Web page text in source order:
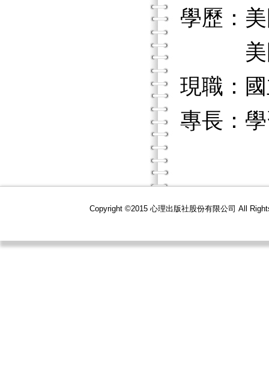
學歷：
美國
現職：
專長：
Copyright ©2015 心理出版社股份有限公司 All